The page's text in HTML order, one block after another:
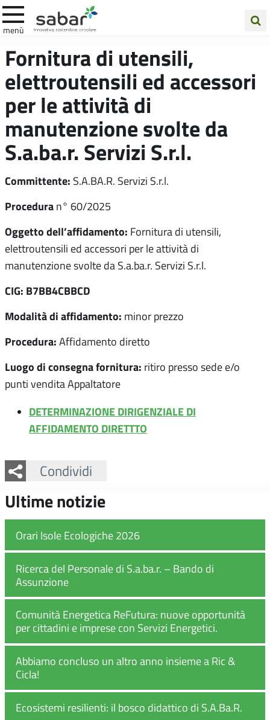
menù
nel
sito
Fornitura di utensili,
elettroutensili ed accessori
per le attività di
manutenzione svolte da
S.a.ba.r. Servizi S.r.l.
Committente: S.A.BA.R. Servizi S.r.l.
Procedura n° 60/2025
Oggetto dell’affidamento: Fornitura di utensili,
elettroutensili ed accessori per le attività di
manutenzione svolte da S.a.ba.r. Servizi S.r.l.
CIG: B7BB4CBBCD
Modalità di affidamento: minor prezzo
Procedura: Affidamento diretto
Luogo di consegna fornitura: ritiro presso sede e/o
punti vendita Appaltatore
DETERMINAZIONE DIRIGENZIALE DI
AFFIDAMENTO DIRETTTO
Condividi
Facebook
Twitter
Whatsapp
Ultime notizie
Orari Isole Ecologiche 2026
Ricerca del Personale di S.a.ba.r. – Bando di
Assunzione
Comunità Energetica ReFutura: nuove opportunità
per cittadini e imprese con Servizi Energetici.
Abbiamo concluso un altro anno insieme a Ric &
Cicla!
Ecosistemi resilienti: il bosco didattico di S.A.Ba.R.